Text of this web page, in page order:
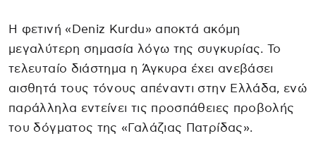
Η φετινή «Deniz Kurdu» αποκτά ακόμη
μεγαλύτερη σημασία λόγω της συγκυρίας. Το
τελευταίο διάστημα η Άγκυρα έχει ανεβάσει
αισθητά τους τόνους απέναντι στην Ελλάδα, ενώ
παράλληλα εντείνει τις προσπάθειες προβολής
του δόγματος της «Γαλάζιας Πατρίδας».